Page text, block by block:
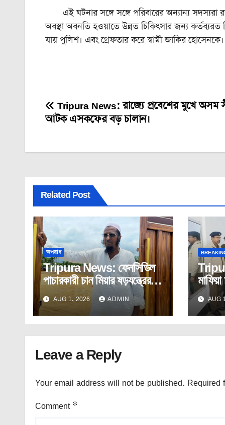
এই ঘটনার সঙ্গে সঙ্গে পরিবারের অন্যান্য সদস্যরা
অবস্থা অবনতি হওয়াতে উন্নত চিকিৎসার জন্য
যায় পুলিশ। এবং গ্রেফতার করে স্বামী জাকির হোসেনকে।
Post
navigation
Tripura News: রাজ্যে প্রবেশের মুখে অসম
আটক এসকফের বড় চালান।
Related Post
অপরাধ
Tripura News: ফেনসিডিল
পাচারকারী চান মিয়ার ষড়যন্ত্রের
শিকার তরুণ সাংবাদিক!
AUG 1, 2026 ADMIN AUG
Leave a Reply
Your email address will not be published. Required
Comment *